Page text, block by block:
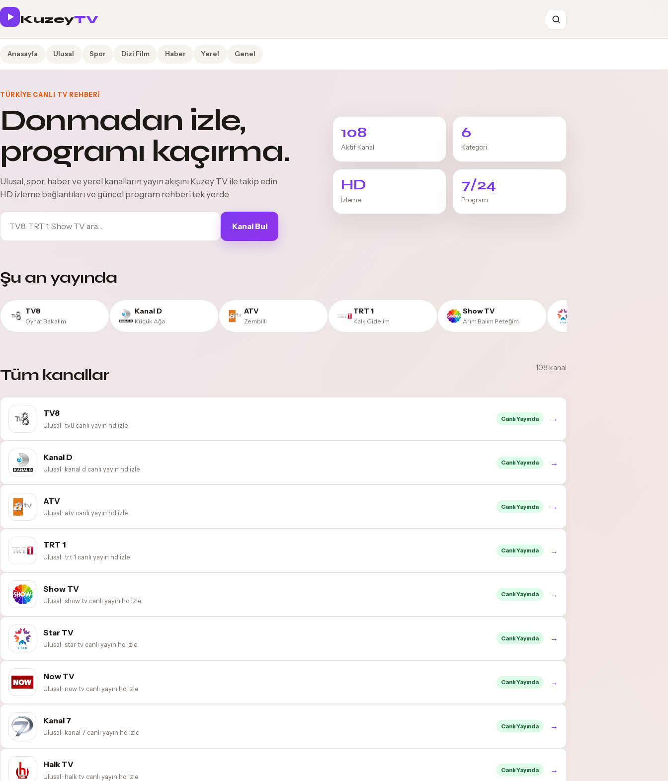
KuzeyTV
Anasayfa Ulusal Spor Dizi Film Haber Yerel Genel
TÜRKIYE CANLI TV REHBERI
Donmadan izle,
programı kaçırma.
Ulusal, spor, haber ve yerel kanalların yayın akışını Kuzey TV ile takip edin.
HD izleme bağlantıları ve güncel program rehberi tek yerde.
Kanal Bul
108
Aktif Kanal
6
Kategori
HD
İzleme
7/24
Program
Şu an yayında
TV8
Oynat Bakalım
Kanal D
Küçük Ağa
ATV
Zembilli
TRT 1
Kalk Gidelim
Show TV
Arım Balım Peteğim
Tüm kanallar 108 kanal
TV8
Ulusal · tv8 canlı yayın hd izle
Canlı Yayında →
Kanal D
Ulusal · kanal d canlı yayın hd izle
Canlı Yayında →
ATV
Ulusal · atv canlı yayın hd izle
Canlı Yayında →
TRT 1
Ulusal · trt 1 canlı yayın hd izle
Canlı Yayında →
Show TV
Ulusal · show tv canlı yayın hd izle
Canlı Yayında →
Star TV
Ulusal · star tv canlı yayın hd izle
Canlı Yayında →
Now TV
Ulusal · now tv canlı yayın hd izle
Canlı Yayında →
Kanal 7
Ulusal · kanal 7 canlı yayın hd izle
Canlı Yayında →
Halk TV
Ulusal · halk tv canlı yayın hd izle
Canlı Yayında →